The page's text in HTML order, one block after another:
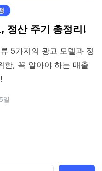
정산 주기 총정리!
5가지의 광고 모델과 정
한, 꼭 알아야 하는 매출
일